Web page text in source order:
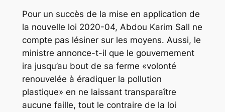
Pour un succès de la mise en application de
la nouvelle loi 2020-04, Abdou Karim Sall ne
compte pas lésiner sur les moyens. Aussi, le
ministre annonce-t-il que le gouvernement
ira jusqu’au bout de sa ferme «volonté
renouvelée à éradiquer la pollution
plastique» en ne laissant transparaître
aucune faille, tout le contraire de la loi